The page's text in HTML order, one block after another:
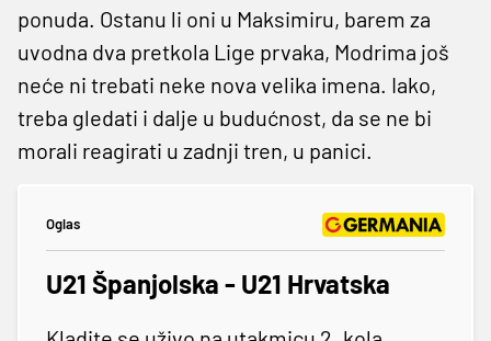
ponuda. Ostanu li oni u Maksimiru, barem za
uvodna dva pretkola Lige prvaka, Modrima još
neće ni trebati neke nova velika imena. Iako,
treba gledati i dalje u budućnost, da se ne bi
morali reagirati u zadnji tren, u panici.
Oglas
U21 Španjolska - U21 Hrvatska